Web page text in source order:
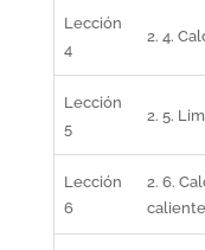
Lección
4
2. 4.
Lección
5
2. 5.
Lección
6
2. 6.
caliente